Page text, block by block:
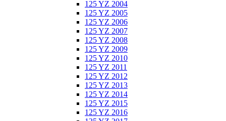
125 YZ 2004
125 YZ 2005
125 YZ 2006
125 YZ 2007
125 YZ 2008
125 YZ 2009
125 YZ 2010
125 YZ 2011
125 YZ 2012
125 YZ 2013
125 YZ 2014
125 YZ 2015
125 YZ 2016